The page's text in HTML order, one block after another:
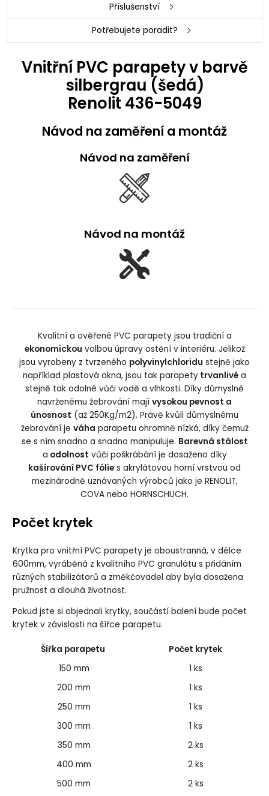
Příslušenství
Potřebujete poradit?
Vnitřní PVC parapety v barvě
silbergrau (šedá)
Renolit 436-5049
Návod na zaměření a montáž
Návod na zaměření
Návod na montáž
Kvalitní a ověřené PVC parapety jsou tradiční a
ekonomickou volbou úpravy ostění v interiéru. Jelikož
jsou vyrobeny z tvrzeného polyvinylchloridu stejně jako
například plastová okna, jsou tak parapety trvanlivé a
stejně tak odolné vůči vodě a vlhkosti. Díky důmyslně
navrženému žebrování mají vysokou pevnost a
únosnost (až 250Kg/m2). Právě kvůli důmyslnému
žebrování je váha parapetu ohromně nízká, díky čemuž
se s ním snadno a snadno manipuluje. Barevná stálost
a odolnost vůči poškrábání je dosaženo díky
kašírování PVC fólie s akrylátovou horní vrstvou od
mezinárodně uznávaných výrobců jako je RENOLIT,
COVA nebo HORNSCHUCH.
Počet krytek
Krytka pro vnitřní PVC parapety je oboustranná, v délce
600mm, vyráběná z kvalitního PVC granulátu s přidáním
různých stabilizátorů a změkčovadel aby byla dosažena
pružnost a dlouhá životnost.
Pokud jste si objednali krytky, součástí balení bude počet
krytek v závislosti na šířce parapetu.
Šířka parapetu
Počet krytek
150 mm
1 ks
200 mm
1 ks
250 mm
1 ks
300 mm
1 ks
350 mm
2 ks
400 mm
2 ks
500 mm
2 ks